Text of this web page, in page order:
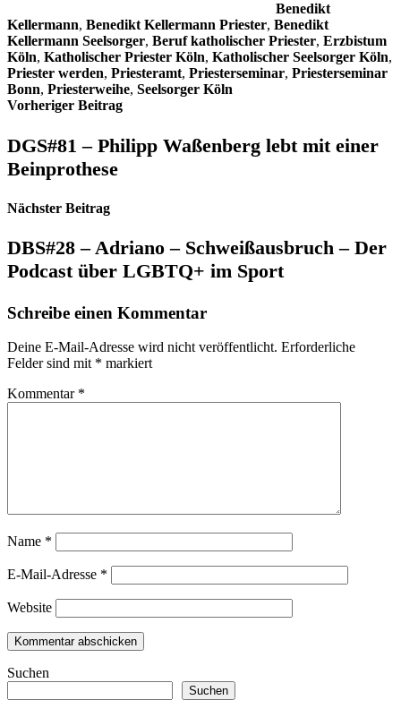
Benedikt
Kellermann, Benedikt Kellermann Priester, Benedikt
Kellermann Seelsorger, Beruf katholischer Priester, Erzbistum
Köln, Katholischer Priester Köln, Katholischer Seelsorger Köln,
Priester werden, Priesteramt, Priesterseminar, Priesterseminar
Bonn, Priesterweihe, Seelsorger Köln
Beitragsnavigation
Vorheriger Beitrag
DGS#81 – Philipp Waßenberg lebt mit einer
Beinprothese
Nächster Beitrag
DBS#28 – Adriano – Schweißausbruch – Der
Podcast über LGBTQ+ im Sport
Schreibe einen Kommentar
Deine E-Mail-Adresse wird nicht veröffentlicht. Erforderliche
Felder sind mit * markiert
Kommentar *
Name *
E-Mail-Adresse *
Website
Suchen
Suchen